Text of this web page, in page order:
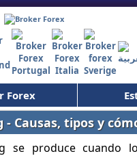
Forex
- Causas, tipos y
se produce cuando